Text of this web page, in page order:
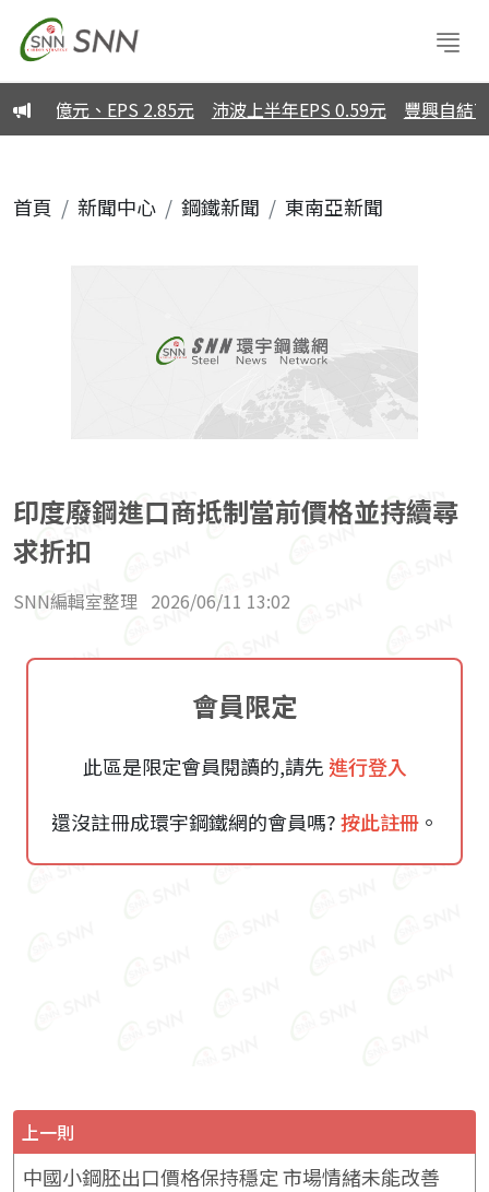
億元、EPS 2.85元 沛波上半年EPS 0.59元 豐興自結7月
首頁 新聞中心 鋼鐵新聞 東南亞新聞
印度廢鋼進口商抵制當前價格並持續尋
求折扣
SNN編輯室整理 2026/06/11 13:02
會員限定
此區是限定會員閱讀的,請先 進行登入
還沒註冊成環宇鋼鐵網的會員嗎?按此註冊。
上一則
中國小鋼胚出口價格保持穩定 市場情緒未能改善